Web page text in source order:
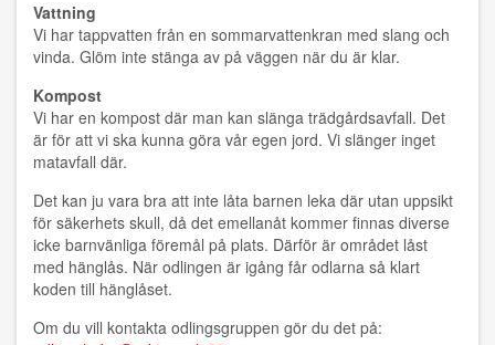
Vattning
Vi har tappvatten från en sommarvattenkran med slang och
vinda. Glöm inte stänga av på väggen när du är klar.
Kompost
Vi har en kompost där man kan slänga trädgårdsavfall. Det
är för att vi ska kunna göra vår egen jord. Vi slänger inget
matavfall där.
Det kan ju vara bra att inte låta barnen leka där utan uppsikt
för säkerhets skull, då det emellanåt kommer finnas diverse
icke barnvänliga föremål på plats. Därför är området låst
med hänglås. När odlingen är igång får odlarna så klart
koden till hänglåset.
Om du vill kontakta odlingsgruppen gör du det på: